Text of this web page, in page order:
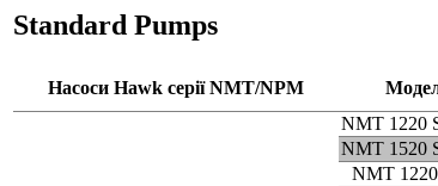
Standard Pumps
Насоси Hawk серії NMT/NPM
NMT 1220
NMT 1520
NMT